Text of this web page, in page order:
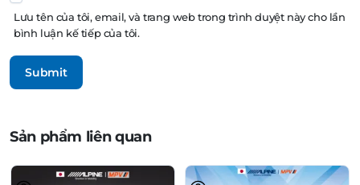
Lưu tên của tôi, email, và trang web trong trình duyệt này cho lần
bình luận kế tiếp của tôi.
Sản phẩm liên quan